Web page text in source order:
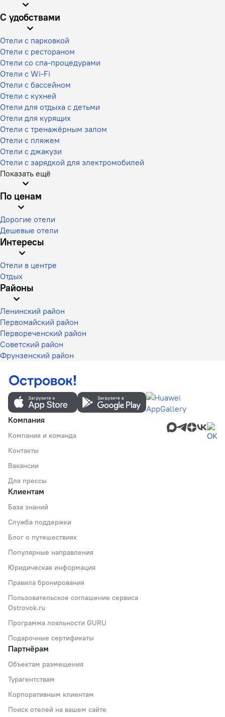
С удобствами
Отели с парковкой
Отели с рестораном
Отели со спа-процедурами
Отели с Wi-Fi
Отели с бассейном
Отели с кухней
Отели для отдыха с детьми
Отели для курящих
Отели с тренажёрным залом
Отели с пляжем
Отели с джакузи
Отели с зарядкой для электромобилей
Показать ещё
По ценам
Дорогие отели
Дешевые отели
Интересы
Отели в центре
Отдых
Районы
Ленинский район
Первомайский район
Первореченский район
Советский район
Фрунзенский район
Компания
Компания и команда
Контакты
Вакансии
Для прессы
Клиентам
База знаний
Служба поддержки
Блог о путешествиях
Популярные направления
Юридическая информация
Правила бронирования
Пользовательское соглашение сервиса
Ostrovok.ru
Программа лояльности GURU
Подарочные сертификаты
Партнёрам
Объектам размещения
Турагентствам
Корпоративным клиентам
Поиск отелей на вашем сайте